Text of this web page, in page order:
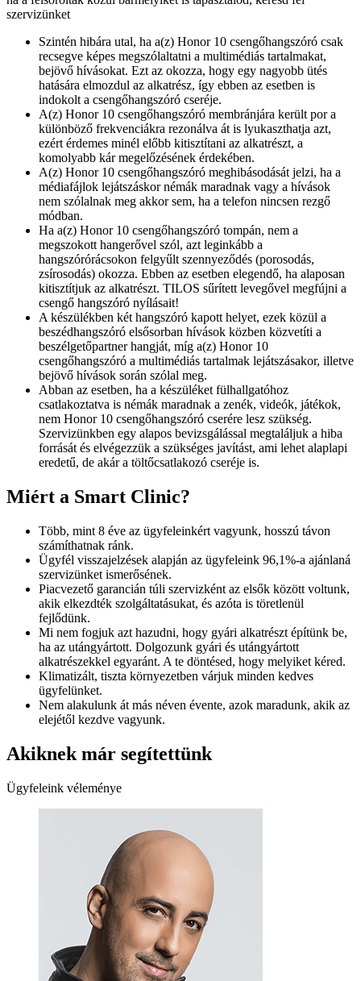
szervizünket
Szintén hibára utal, ha a(z) Honor 10 csengőhangszóró csak
recsegve képes megszólaltatni a multimédiás tartalmakat,
bejövő hívásokat. Ezt az okozza, hogy egy nagyobb ütés
hatására elmozdul az alkatrész, így ebben az esetben is
indokolt a csengőhangszóró cseréje.
A(z) Honor 10 csengőhangszóró membránjára került por a
különböző frekvenciákra rezonálva át is lyukaszthatja azt,
ezért érdemes minél előbb kitisztítani az alkatrészt, a
komolyabb kár megelőzésének érdekében.
A(z) Honor 10 csengőhangszóró meghibásodását jelzi, ha a
médiafájlok lejátszáskor némák maradnak vagy a hívások
nem szólalnak meg akkor sem, ha a telefon nincsen rezgő
módban.
Ha a(z) Honor 10 csengőhangszóró tompán, nem a
megszokott hangerővel szól, azt leginkább a
hangszórórácsokon felgyűlt szennyeződés (porosodás,
zsírosodás) okozza. Ebben az esetben elegendő, ha alaposan
kitisztítjuk az alkatrészt. TILOS sűrített levegővel megfújni a
csengő hangszóró nyílásait!
A készülékben két hangszóró kapott helyet, ezek közül a
beszédhangszóró elsősorban hívások közben közvetíti a
beszélgetőpartner hangját, míg a(z) Honor 10
csengőhangszóró a multimédiás tartalmak lejátszásakor, illetve
bejövő hívások során szólal meg.
Abban az esetben, ha a készüléket fülhallgatóhoz
csatlakoztatva is némák maradnak a zenék, videók, játékok,
nem Honor 10 csengőhangszóró cserére lesz szükség.
Szervizünkben egy alapos bevizsgálással megtaláljuk a hiba
forrását és elvégezzük a szükséges javítást, ami lehet alaplapi
eredetű, de akár a töltőcsatlakozó cseréje is.
Miért a Smart Clinic?
Több, mint 8 éve az ügyfeleinkért vagyunk, hosszú távon
számíthatnak ránk.
Ügyfél visszajelzések alapján az ügyfeleink 96,1%-a ajánlaná
szervizünket ismerősének.
Piacvezető garancián túli szervizként az elsők között voltunk,
akik elkezdték szolgáltatásukat, és azóta is töretlenül
fejlődünk.
Mi nem fogjuk azt hazudni, hogy gyári alkatrészt építünk be,
ha az utángyártott. Dolgozunk gyári és utángyártott
alkatrészekkel egyaránt. A te döntésed, hogy melyiket kéred.
Klimatizált, tiszta környezetben várjuk minden kedves
ügyfelünket.
Nem alakulunk át más néven évente, azok maradunk, akik az
elejétől kezdve vagyunk.
Akiknek már segítettünk
Ügyfeleink véleménye